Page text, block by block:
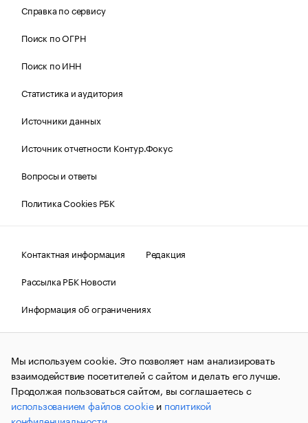
Справка по сервису
Поиск по ОГРН
Поиск по ИНН
Статистика и аудитория
Источники данных
Источник отчетности Контур.Фокус
Вопросы и ответы
Политика Cookies РБК
Контактная информация
Редакция
Рассылка РБК Новости
Информация об ограничениях
Правовая информация
О соблюдении авторских прав
© АО «РОСБИЗНЕСКОНСАЛТИНГ»,1995–2026.Сообщения
и материалы информационного агентства «РБК»
(зарегистрировано Федеральной службой по надзору в сфере
связи, информационных технологий и массовых
коммуникаций (Роскомнадзор) 09.12.2015 за номером ИА
№ФС77-63848) сопровождаются пометкой «РБК». Отдельные
Мы используем cookie. Это позволяет нам анализировать
взаимодействие посетителей с сайтом и делать его лучше.
Продолжая пользоваться сайтом, вы соглашаетесь с
использованием файлов cookieи политикой